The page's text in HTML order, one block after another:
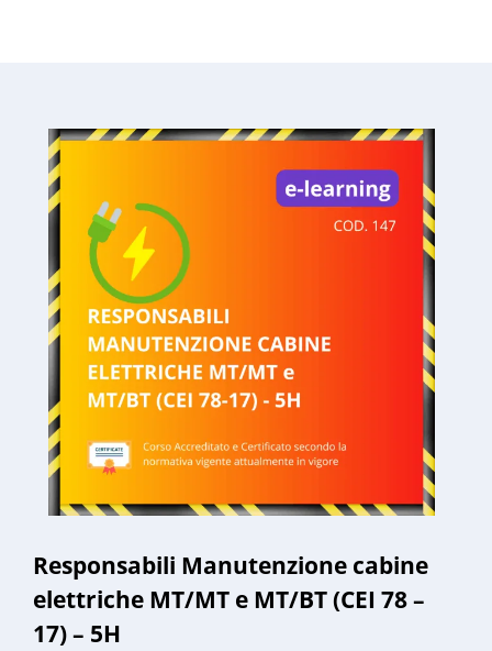
Responsabili Manutenzione cabine
elettriche MT/MT e MT/BT (CEI 78 –
17) – 5H